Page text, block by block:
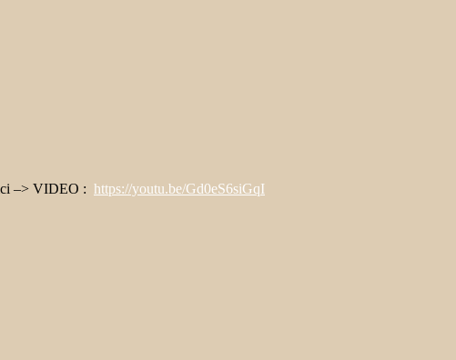
–> VIDEO : https://youtu.be/Gd0eS6siGqI